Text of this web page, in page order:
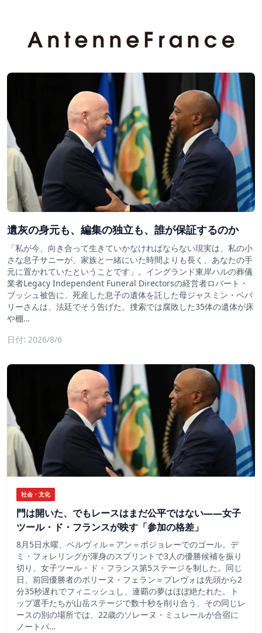
遺灰の身元も、編集の独立も、誰が保証するのか
「私が今、向き合って生きていかなければならない現実は、私の小
さな息子サニーが、家族と一緒にいた時間よりも長く、あなたの手
元に置かれていたということです」。イングランド東岸ハルの葬儀
業者Legacy Independent Funeral Directorsの経営者ロバート・
ブッシュ被告に、死産した息子の遺体を託した母ジャスミン・ベバ
リーさんは、法廷でそう告げた。捜索では腐敗した35体の遺体が床
や棚…
日付: 2026/8/6
社会・文化
門は開いた、でもレースはまだ公平ではない――女子
ツール・ド・フランスが映す「参加の格差」
8月5日水曜、ベルヴィル＝アン＝ボジョレーでのゴール。デ
ミ・フォレリングが渾身のスプリントで3人の優勝候補を振り
切り、女子ツール・ド・フランス第5ステージを制した。同じ
日、前回優勝者のポリーヌ・フェラン＝プレヴォは先頭から2
分35秒遅れでフィニッシュし、連覇の夢はほぼ絶たれた。ト
ップ選手たちが山岳ステージで数十秒を削り合う、その同じレ
ースの別の場所では、22歳のソレーヌ・ミュレールが合宿に
ノートパ…